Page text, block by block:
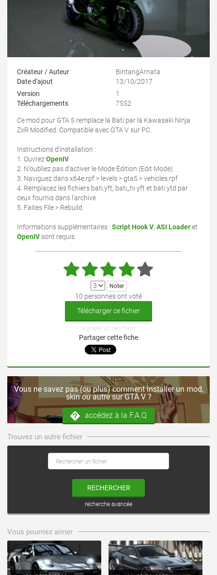
Créateur / Auteur
BintangArnata
Date d'ajout
13/10/2017
Version
1
Téléchargements
7552
Ce mod pour GTA 5 remplace la Bati par la Kawasaki Ninja
ZxR Modified. Compatible avec GTA V sur PC.
Instructions d'installation :
1. Ouvrez OpenIV
2. N'oubliez pas d'activer le Mode Édition (Edit Mode)
3. Naviguez dans x64e.rpf > levels > gta5 > vehicles.rpf
4. Remplacez les fichiers bati.yft, bati_hi.yft et bati.ytd par
ceux fournis dans l'archive
5. Faites File > Rebuild
Informations supplémentaires : Script Hook V, ASI Loaderet
OpenIV sont requis.
10 personnes ont voté
Télécharger ce fichier
signaler un lien mort
Partager cette fiche
Vous ne savez pas (ou plus) comment installer un mod,
skin ou autre sur GTA V ?
accédez à la F.A.Q
Trouvez un autre fichier
RECHERCHER
recherche avancée
Vous pourriez aimer